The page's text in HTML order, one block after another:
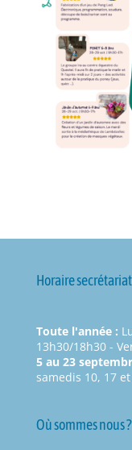
Horaire secrétariat
Toute l'année :
13h30/18h30 -
5 au 23
samedis 10, 17
Où sommes nous ?